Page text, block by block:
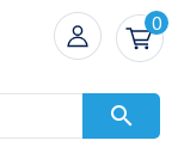
0
